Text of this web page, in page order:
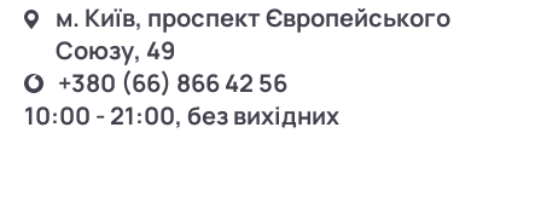
м. Київ, проспект Європейського
Союзу, 49
+380 (66) 866 42 56
10:00 - 21:00, без вихідних